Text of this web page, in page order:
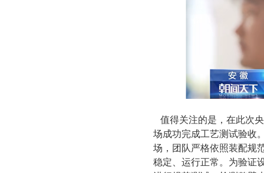
值得关注的是，在此次
场成功完成工艺测试验收
场，团队严格依照装配规
稳定、运行正常。为验证